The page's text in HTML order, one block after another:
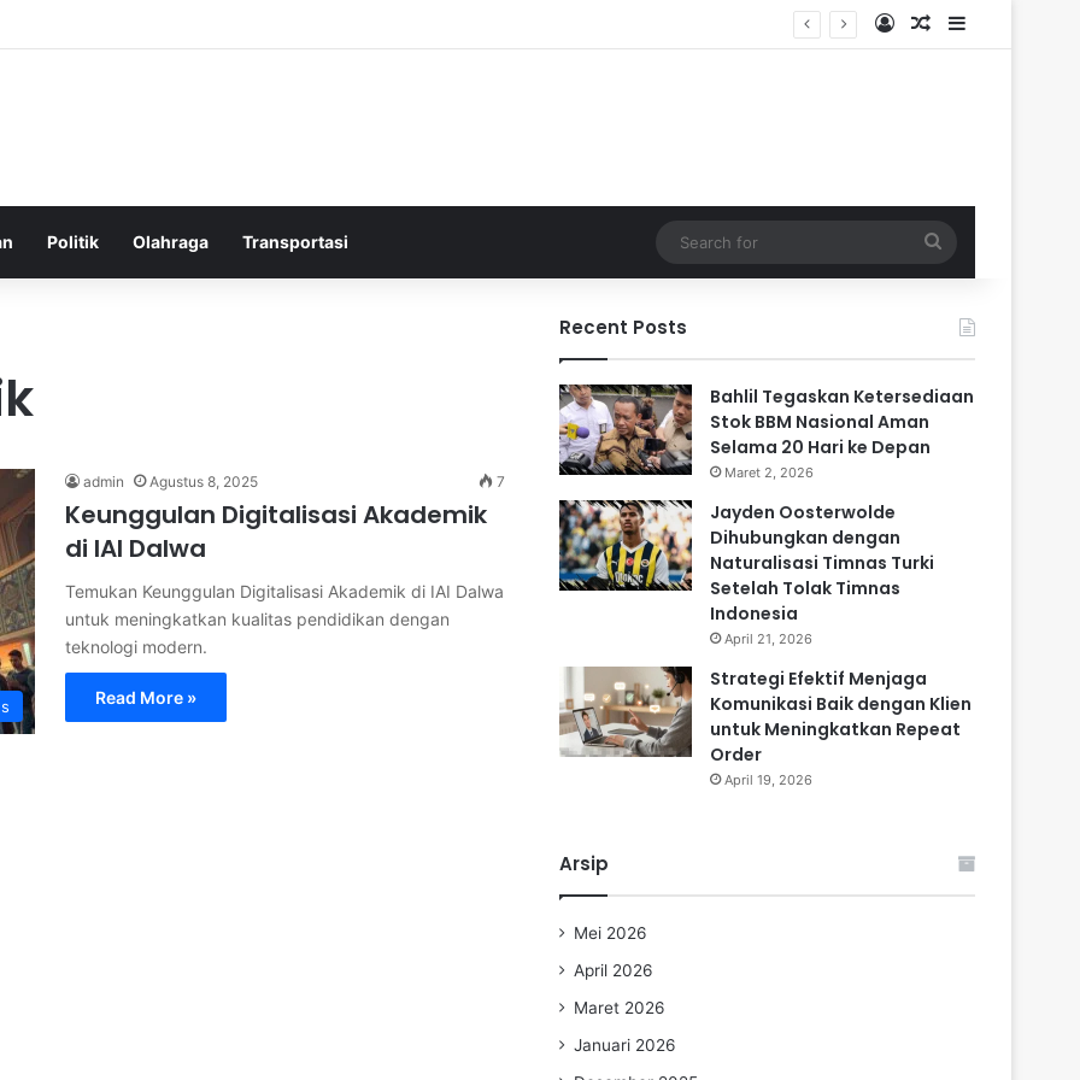
Log InRandom Article
Sidebar
Politik Olahraga Transportasi
for
admin Agustus 8, 2025 7
Keunggulan Digitalisasi Akademik
di IAI Dalwa
Temukan Keunggulan Digitalisasi Akademik di IAI Dalwa
untuk meningkatkan kualitas pendidikan dengan
teknologi modern.
Read More »
Recent Posts
Bahlil Tegaskan Ketersediaan
Stok BBM Nasional Aman
Selama 20 Hari ke Depan
Maret 2, 2026
Jayden Oosterwolde
Dihubungkan dengan
Naturalisasi Timnas Turki
Setelah Tolak Timnas
Indonesia
April 21, 2026
Strategi Efektif Menjaga
Komunikasi Baik dengan Klien
untuk Meningkatkan Repeat
Order
April 19, 2026
Arsip
Mei 2026
April 2026
Maret 2026
Januari 2026